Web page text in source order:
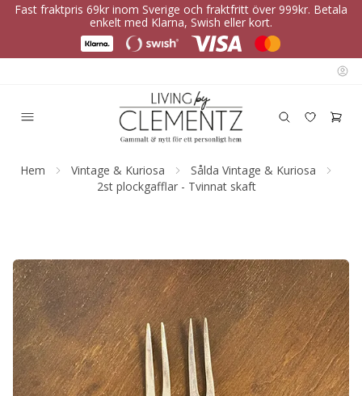
Fast fraktpris 69kr inom Sverige och fraktfritt över 999kr. Betala
enkelt med Klarna, Swish eller kort.
Hem Vintage & Kuriosa
Sålda Vintage & Kuriosa
2st plockgafflar - Tvinnat skaft